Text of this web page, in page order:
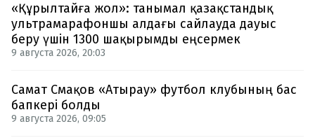
«Құрылтайға жол»: танымал қазақстандық
ультрамарафоншы алдағы сайлауда дауыс
беру үшін 1300 шақырымды еңсермек
9 августа 2026, 20:03
Самат Смақов «Атырау» футбол клубының бас
бапкері болды
9 августа 2026, 09:05